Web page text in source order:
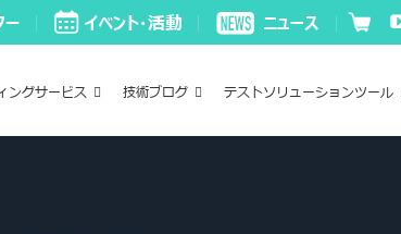
ングサービス 技術ブログ テストソリューションツール